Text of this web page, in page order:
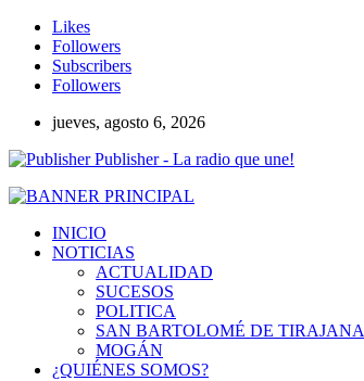
Likes
Followers
Subscribers
Followers
jueves, agosto 6, 2026
Publisher - La radio que une!
INICIO
NOTICIAS
ACTUALIDAD
SUCESOS
POLITICA
SAN BARTOLOMÉ DE TIRAJANA
MOGÁN
¿QUIÉNES SOMOS?